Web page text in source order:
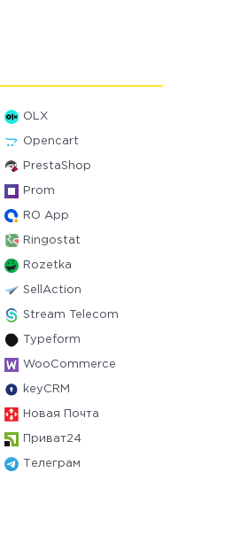
OLX
Opencart
PrestaShop
Prom
RO App
Ringostat
Rozetka
SellAction
Stream Telecom
Typeform
WooCommerce
keyCRM
Новая Почта
Приват24
Телеграм